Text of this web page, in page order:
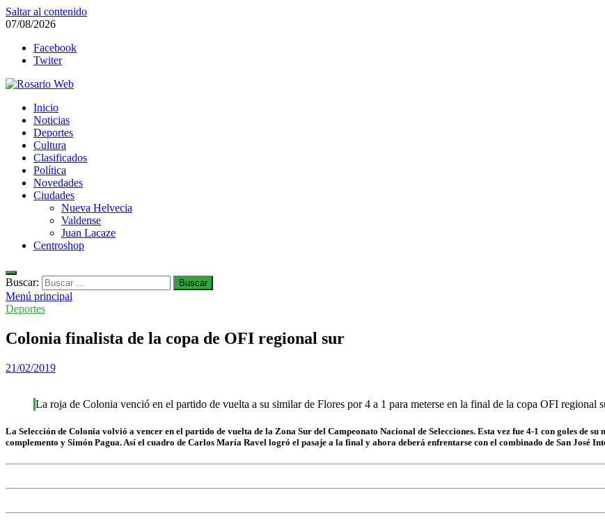
Saltar al contenido
07/08/2026
Facebook
Twiter
Rosario Web
Todas la noticias de Rosario y la zona
Inicio
Noticias
Deportes
Cultura
Clasificados
Política
Novedades
Ciudades
Nueva Helvecia
Valdense
Juan Lacaze
Centroshop
Buscar:
Menú principal
Deportes
Colonia finalista de la copa de OFI regional sur
21/02/2019
La roja de Colonia venció en el partido de vuelta a su similar de Flores por 4 a 1 para meterse en la final de la copa OFI regional
La Selección de Colonia volvió a vencer en el partido de vuelta de la Zona Sur del Campeonato Nacional de Selecciones. Esta vez fue 4-1 con goles de
complemento y Simón Pagua. Así el cuadro de Carlos María Ravel logró el pasaje a la final y ahora deberá enfrentarse con el combinado de San José